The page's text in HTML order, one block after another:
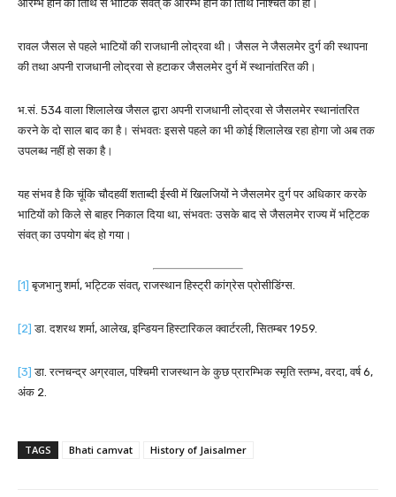
आरम्भ होने की तिथि से भाटिक संवत् के आरम्भ होने की तिथि निश्चित की हो।
रावल जैसल से पहले भाटियों की राजधानी लोद्रवा थी। जैसल ने जैसलमेर दुर्ग की स्थापना
की तथा अपनी राजधानी लोद्रवा से हटाकर जैसलमेर दुर्ग में स्थानांतरित की।
भ.सं. 534 वाला शिलालेख जैसल द्वारा अपनी राजधानी लोद्रवा से जैसलमेर स्थानांतरित
करने के दो साल बाद का है। संभवतः इससे पहले का भी कोई शिलालेख रहा होगा जो अब तक
उपलब्ध नहीं हो सका है।
यह संभव है कि चूंकि चौदहवीं शताब्दी ईस्वी में खिलजियों ने जैसलमेर दुर्ग पर अधिकार करके
भाटियों को किले से बाहर निकाल दिया था, संभवतः उसके बाद से जैसलमेर राज्य में भट्टिक
संवत् का उपयोग बंद हो गया।
[1] बृजभानु शर्मा, भट्टिक संवत्, राजस्थान हिस्ट्री कांग्रेस प्रोसीडिंग्स.
[2] डा. दशरथ शर्मा, आलेख, इन्डियन हिस्टारिकल क्वार्टरली, सितम्बर 1959.
[3] डा. रत्नचन्द्र अग्रवाल, पश्चिमी राजस्थान के कुछ प्रारम्भिक स्मृति स्तम्भ, वरदा, वर्ष 6,
अंक 2.
TAGS Bhati camvat History of Jaisalmer